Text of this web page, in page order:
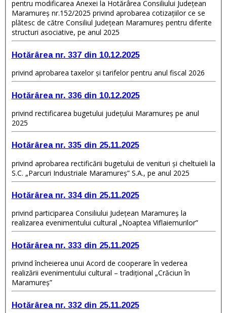
pentru modificarea Anexei la Hotărârea Consiliului Județean
Maramureș nr.152/2025 privind aprobarea cotizațiilor ce se
plătesc de către Consiliul Județean Maramureș pentru diferite
structuri asociative, pe anul 2025
Hotărârea nr. 337 din 10.12.2025
privind aprobarea taxelor și tarifelor pentru anul fiscal 2026
Hotărârea nr. 336 din 10.12.2025
privind rectificarea bugetului județului Maramureș pe anul
2025
Hotărârea nr. 335 din 25.11.2025
privind aprobarea rectificării bugetului de venituri şi cheltuieli la
S.C. „Parcuri Industriale Maramureş” S.A., pe anul 2025
Hotărârea nr. 334 din 25.11.2025
privind participarea Consiliului Judeţean Maramureș la
realizarea evenimentului cultural „Noaptea Viflaiemurilor”
Hotărârea nr. 333 din 25.11.2025
privind încheierea unui Acord de cooperare în vederea
realizării evenimentului cultural – tradițional „Crăciun în
Maramureș”
Hotărârea nr. 332 din 25.11.2025